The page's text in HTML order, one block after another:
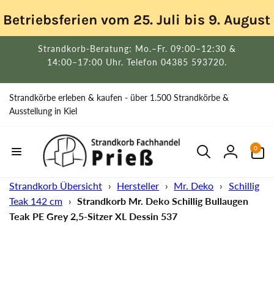
zum
Inhalt
Betriebsferien vom 25. Juli bis 9.
Strandkorb-Beratung: Mo.–Fr. 09:00–12:30 &
14:00–17:00 Uhr. Telefon 04385 593720.
Strandkörbe erleben & kaufen - über 1.500 Strandkörbe &
Ausstellung in Kiel
Einloggen
0
Artikel
Strandkorb Übersicht › Hersteller › Mr. Deko ›
Schillig
Teak 142 cm › Strandkorb Mr. Deko Schillig Bullaugen
Teak PE Grey 2,5-Sitzer XL Dessin 537